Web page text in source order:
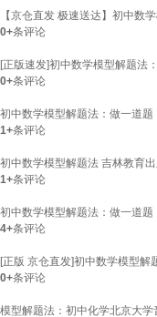
【京仓直发 极速送达】初中数
0+条评论
[正版速发]初中数学模型解题法
0+条评论
初中数学模型解题法：做一道题
1+条评论
初中数学模型解题法 吉林教育
1+条评论
初中数学模型解题法：做一道题
4+条评论
[正版 京仓直发]初中数学模型
0+条评论
模型解题法：初中化学北京大学